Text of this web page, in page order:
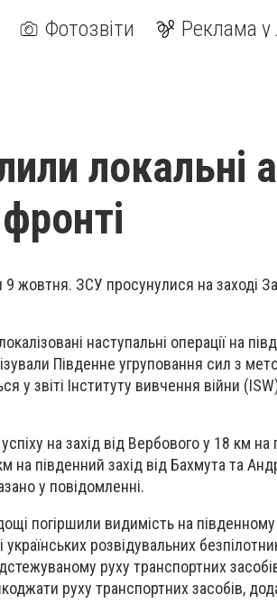
Фотозвіти Реклама у
локальні
ЗСУ просунулися на заході
наступальні операції на
Південне угруповання сил з
у звіті Інституту вивчення війни
на захід від Вербового у 18 км на
на південний захід від Бахмута та
у повідомленні.
погіршили видимість на
розвідувальних
руху транспортних
руху транспортних засобів,